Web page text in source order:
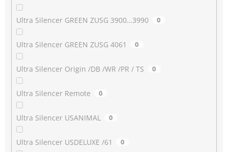
Ultra Silencer GREEN ZUSG 3900…3990 0
Ultra Silencer GREEN ZUSG 4061 0
Ultra Silencer Origin /DB /WR /PR / TS 0
Ultra Silencer Remote 0
Ultra Silencer USANIMAL 0
Ultra Silencer USDELUXE /61 0